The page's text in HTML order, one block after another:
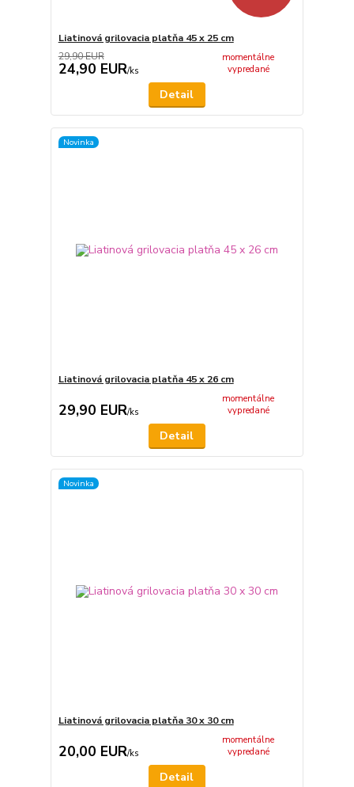
Liatinová grilovacia platňa 45 x 25 cm
29,90 EUR
24,90 EUR/ks
momentálne
vypredané
Detail
Novinka
Liatinová grilovacia platňa 45 x 26 cm
29,90 EUR/ks
momentálne
vypredané
Detail
Novinka
Liatinová grilovacia platňa 30 x 30 cm
20,00 EUR/ks
momentálne
vypredané
Detail